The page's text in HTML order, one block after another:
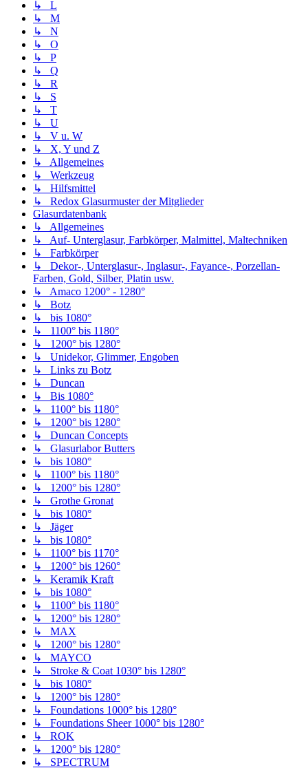
↳ L
↳ M
↳ N
↳ O
↳ P
↳ Q
↳ R
↳ S
↳ T
↳ U
↳ V u. W
↳ X, Y und Z
↳ Allgemeines
↳ Werkzeug
↳ Hilfsmittel
↳ Redox Glasurmuster der Mitglieder
Glasurdatenbank
↳ Allgemeines
↳ Auf- Unterglasur, Farbkörper, Malmittel, Maltechniken
↳ Farbkörper
↳ Dekor-, Unterglasur-, Inglasur-, Fayance-, Porzellan-
Farben, Gold, Silber, Platin usw.
↳ Amaco 1200° - 1280°
↳ Botz
↳ bis 1080°
↳ 1100° bis 1180°
↳ 1200° bis 1280°
↳ Unidekor, Glimmer, Engoben
↳ Links zu Botz
↳ Duncan
↳ Bis 1080°
↳ 1100° bis 1180°
↳ 1200° bis 1280°
↳ Duncan Concepts
↳ Glasurlabor Butters
↳ bis 1080°
↳ 1100° bis 1180°
↳ 1200° bis 1280°
↳ Grothe Gronat
↳ bis 1080°
↳ Jäger
↳ bis 1080°
↳ 1100° bis 1170°
↳ 1200° bis 1260°
↳ Keramik Kraft
↳ bis 1080°
↳ 1100° bis 1180°
↳ 1200° bis 1280°
↳ MAX
↳ 1200° bis 1280°
↳ MAYCO
↳ Stroke & Coat 1030° bis 1280°
↳ bis 1080°
↳ 1200° bis 1280°
↳ Foundations 1000° bis 1280°
↳ Foundations Sheer 1000° bis 1280°
↳ ROK
↳ 1200° bis 1280°
↳ SPECTRUM